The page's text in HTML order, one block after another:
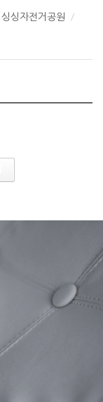
싱싱자전거공원